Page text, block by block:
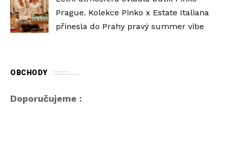
Prague. Kolekce Pinko x Estate Italiana
přinesla do Prahy pravý summer vibe
OBCHODY
Doporučujeme :